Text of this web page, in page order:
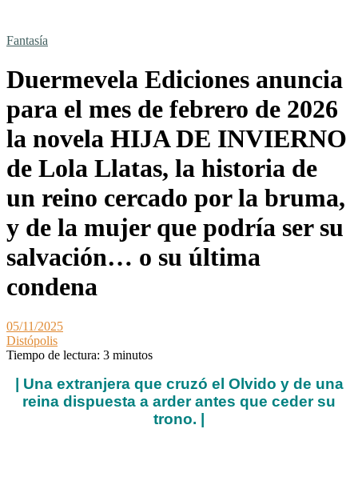
Fantasía
Duermevela Ediciones anuncia
para el mes de febrero de 2026
la novela HIJA DE INVIERNO
de Lola Llatas, la historia de
un reino cercado por la bruma,
y de la mujer que podría ser su
salvación… o su última
condena
05/11/2025
Distópolis
Tiempo de lectura: 3 minutos
| Una extranjera que cruzó el Olvido y de una
reina dispuesta a arder antes que ceder su
trono. |